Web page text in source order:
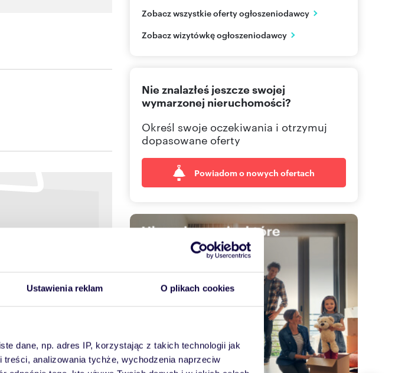
Ustawienia reklam O plikach cookies
dane, np. adres IP, korzystając z takich technologii jak
analizowania tychże, wychodzenia naprzeciw
Olsztyn
PL
534 69 Pokaż telefon
Zobacz wszystkie oferty ogłoszeniodawcy
Zobacz wizytówkę ogłoszeniodawcy
Nie znalazłeś jeszcze swojej
wymarzonej nieruchomości?
Określ swoje oczekiwania i otrzymuj
dopasowane oferty
Powiadom o nowych ofertach